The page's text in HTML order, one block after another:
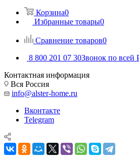
Корзина0
Избранные товары0
Сравнение товаров0
8 800 201 07 30Звонок по всей
Контактная информация
Вся Россия
info@alster-home.ru
Вконтакте
Telegram